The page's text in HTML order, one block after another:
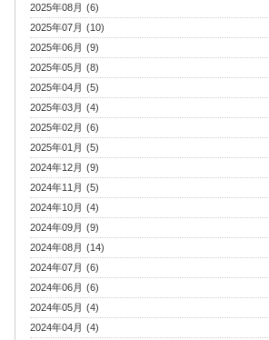
2025年08月 (6)
2025年07月 (10)
2025年06月 (9)
2025年05月 (8)
2025年04月 (5)
2025年03月 (4)
2025年02月 (6)
2025年01月 (5)
2024年12月 (9)
2024年11月 (5)
2024年10月 (4)
2024年09月 (9)
2024年08月 (14)
2024年07月 (6)
2024年06月 (6)
2024年05月 (4)
2024年04月 (4)